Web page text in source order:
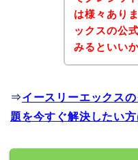
は様々あり
ックスの公
みるといい
⇒イースリーエックス
題を今すぐ解決したい方